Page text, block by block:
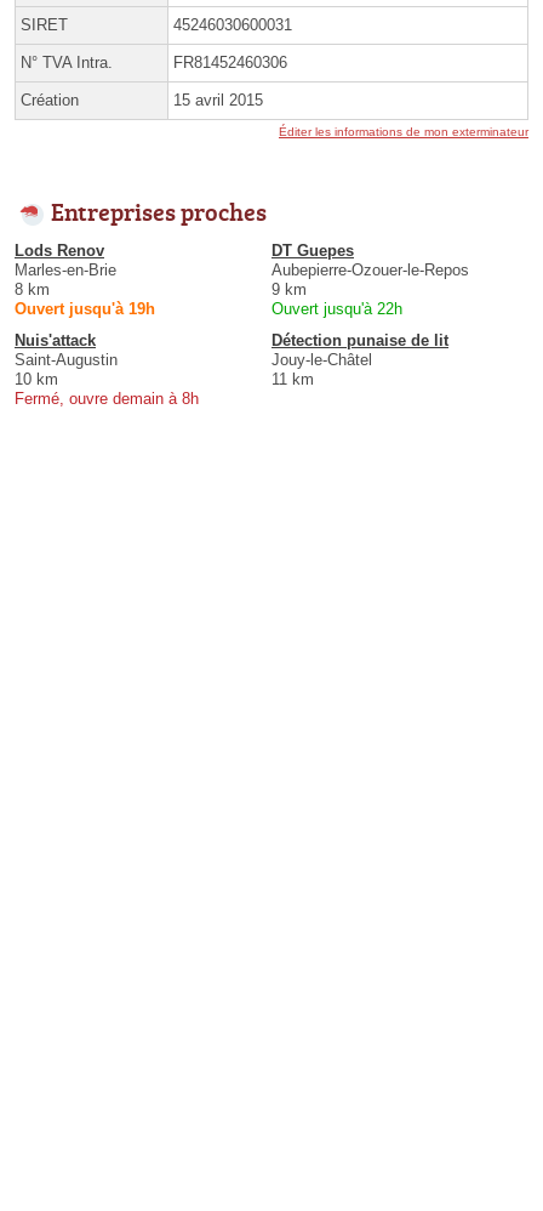
SIRET 45246030600031
N° TVA Intra. FR81452460306
Création 15 avril 2015
Éditer les informations de mon exterminateur
Entreprises proches
Lods Renov
Marles-en-Brie
8 km
Ouvert jusqu'à 19h
DT Guepes
Aubepierre-Ozouer-le-Repos
9 km
Ouvert jusqu'à 22h
Nuis'attack
Saint-Augustin
10 km
Fermé, ouvre demain à 8h
Détection punaise de lit
Jouy-le-Châtel
11 km